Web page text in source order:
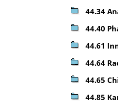
44.34
44.40
44.61
44.64
44.65
44.85